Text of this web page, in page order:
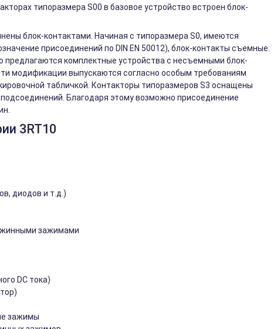
типоразмера S00 в базовое устройство встроен блок-
блок-контактами. Начиная с типоразмера S0, имеются
присоединений по DIN EN 50012), блок-контакты съемные.
предлагаются комплектные устройства с несъемными блок-
модификации выпускаются согласно особым требованиям
табличкой. Контакторы типоразмеров S3 оснащены
Благодаря этому возможно присоединение
3RT10
диодов и т.д.)
зажимами
DC тока)
зажимы